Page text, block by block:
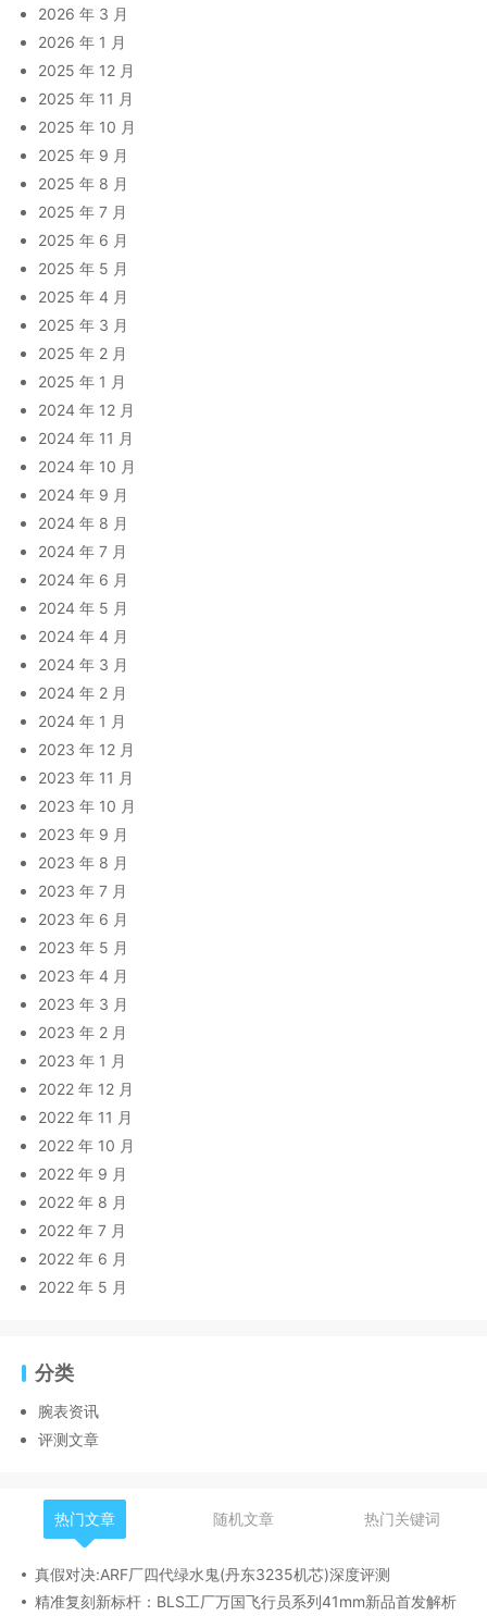
2026 年 3 月
2026 年 1 月
2025 年 12 月
2025 年 11 月
2025 年 10 月
2025 年 9 月
2025 年 8 月
2025 年 7 月
2025 年 6 月
2025 年 5 月
2025 年 4 月
2025 年 3 月
2025 年 2 月
2025 年 1 月
2024 年 12 月
2024 年 11 月
2024 年 10 月
2024 年 9 月
2024 年 8 月
2024 年 7 月
2024 年 6 月
2024 年 5 月
2024 年 4 月
2024 年 3 月
2024 年 2 月
2024 年 1 月
2023 年 12 月
2023 年 11 月
2023 年 10 月
2023 年 9 月
2023 年 8 月
2023 年 7 月
2023 年 6 月
2023 年 5 月
2023 年 4 月
2023 年 3 月
2023 年 2 月
2023 年 1 月
2022 年 12 月
2022 年 11 月
2022 年 10 月
2022 年 9 月
2022 年 8 月
2022 年 7 月
2022 年 6 月
2022 年 5 月
分类
腕表资讯
评测文章
热门文章 随机文章 热门关键词
真假对决:ARF厂四代绿水鬼(丹东3235机芯)深度评测
精准复刻新标杆：BLS工厂万国飞行员系列41mm新品首发解析